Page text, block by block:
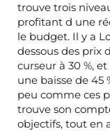
trouve trois
profitant d une
le budget. Il y a
dessous des prix
curseur à 30 %,
une baisse de 45
peu comme ces
trouve son
objectifs, tout en